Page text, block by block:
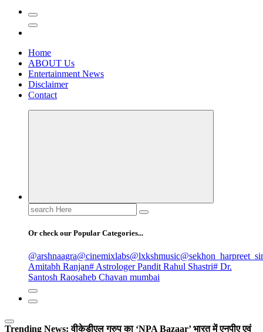
Home
ABOUT Us
Entertainment News
Disclaimer
Contact
Search
for:
Or check our Popular Categories...
@arshnaagra@cinemixlabs@lxkshmusic
Amitabh Ranjan# Astrologer Pandit Rahul Shastri# Dr.
Santosh Raosaheb Chavan mumbai
Trending News: वीकेडीएल ग्रुप का ‘NPA Bazaar’ भारत में एनपीए एवं